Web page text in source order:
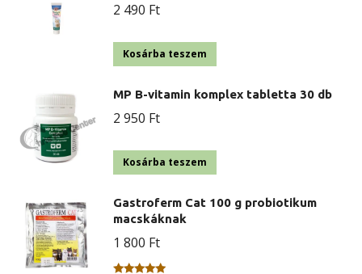
2 490 Ft
Kosárba teszem
MP B-vitamin komplex tabletta 30 db
2 950 Ft
Kosárba teszem
Gastroferm Cat 100 g probiotikum
macskáknak
1 800 Ft